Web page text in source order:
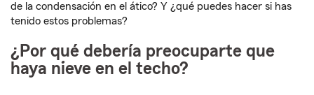
de la condensación en el ático? Y ¿qué puedes hacer si has
tenido estos problemas?
¿Por qué debería preocuparte que
haya nieve en el techo?